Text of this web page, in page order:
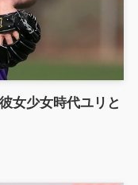
女少女時代ユリと